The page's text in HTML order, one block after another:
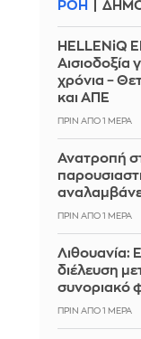
ΡΟΗ
HELLENiQ
Αισιοδοξία
χρόνια –
και ΑΠΕ
ΠΡΙΝ ΑΠΌ 1 ΜΈΡΑ
Ανατροπή
ΠΡΙΝ ΑΠΌ 1 ΜΈΡΑ
Λιθουανία:
διέλευση
συνοριακό
ΠΡΙΝ ΑΠΌ 1 ΜΈΡΑ